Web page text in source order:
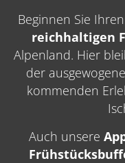
Beginnen Sie Ihren
reichhaltigen
Alpenland. Hier
der
kommenden
Auch unsere